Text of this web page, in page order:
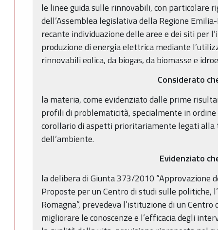
le linee guida sulle rinnovabili, con particolare
dell’Assemblea legislativa della Regione
recante individuazione delle aree e dei siti per
produzione di energia elettrica mediante
rinnovabili eolica, da biogas, da biomasse e
Considerato
la materia, come evidenziato dalle prime
profili di problematicità, specialmente in
corollario di aspetti prioritariamente legati
dell’ambiente.
Evidenziato
la delibera di Giunta 373/2010
Proposte per un Centro di studi sulle politiche,
Romagna”, prevedeva l’istituzione di un
migliorare le conoscenze e l’efficacia degli